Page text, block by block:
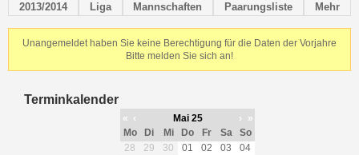
2013/2014 Liga Mannschaften Paarungsliste Mehr
Unangemeldet haben Sie keine Berechtigung für die Daten der Vorjahre
Bitte melden Sie sich an!
Terminkalender
« ‹ Mai 25 ›
»
Mo
Di Mi Do Fr Sa
So
28
29 30 01 02 03
04